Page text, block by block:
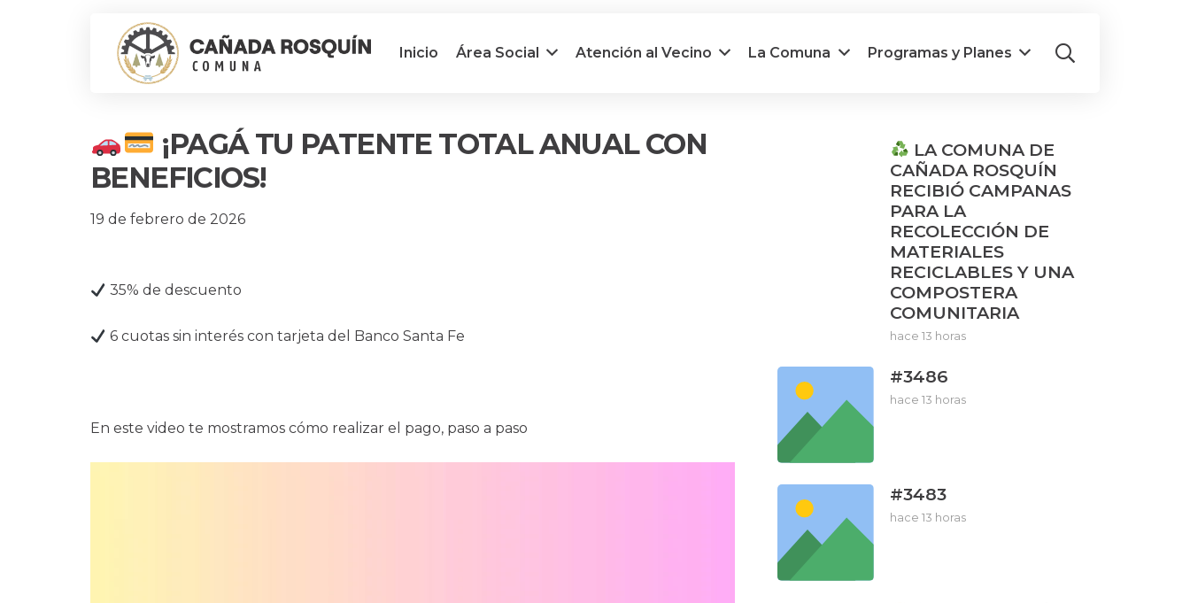
Inicio Área Social Atención al Vecino La Comuna Programas y Planes
¡PAGÁ TU PATENTE TOTAL ANUAL CON
BENEFICIOS!
19 de febrero de 2026
35% de descuento
6 cuotas sin interés con tarjeta del Banco Santa Fe
En este video te mostramos cómo realizar el pago, paso a paso
LA COMUNA DE
CAÑADA ROSQUÍN
RECIBIÓ CAMPANAS
PARA LA
RECOLECCIÓN DE
MATERIALES
RECICLABLES Y UNA
COMPOSTERA
COMUNITARIA
hace 13 horas
#3486
hace 13 horas
#3483
hace 13 horas